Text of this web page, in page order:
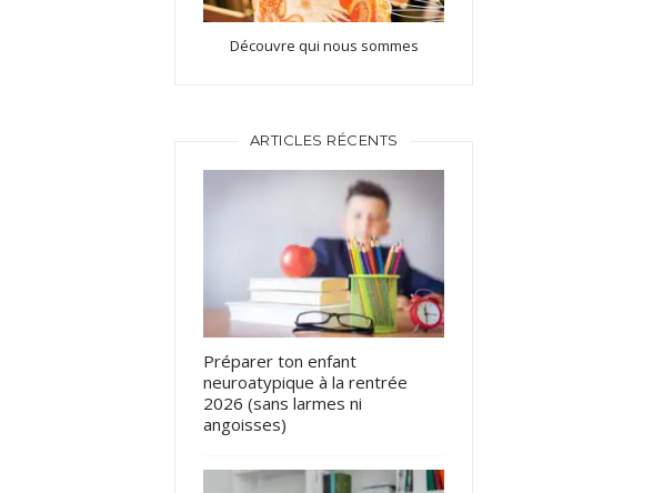
Découvre qui nous sommes
ARTICLES RÉCENTS
Préparer ton enfant
neuroatypique à la rentrée
2026 (sans larmes ni
angoisses)